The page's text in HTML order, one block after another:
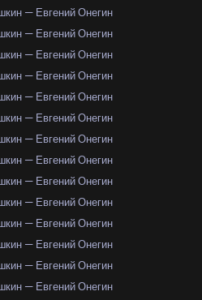
— Евгений Онегин
— Евгений Онегин
— Евгений Онегин
— Евгений Онегин
— Евгений Онегин
— Евгений Онегин
— Евгений Онегин
— Евгений Онегин
— Евгений Онегин
— Евгений Онегин
— Евгений Онегин
— Евгений Онегин
— Евгений Онегин
— Евгений Онегин